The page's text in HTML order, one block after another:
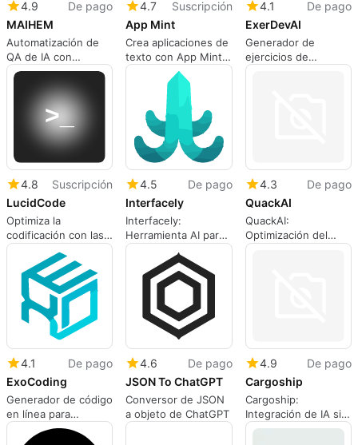
4.9
De pago
MAIHEM
Automatización de
QA de IA con
MAIHEM
4.7
Suscripción
App Mint
Crea aplicaciones de
texto con App Mint
AI
4.1
De pago
ExerDevAI
Generador de
ejercicios de
programación
4.8
Suscripción
LucidCode
Optimiza la
codificación con las
funciones de IA de
LucidCode
4.5
De pago
Interfacely
Interfacely:
Herramienta AI para
Creación de APIs
4.3
De pago
QuackAI
QuackAI:
Optimización del
Proceso de
4.1
De pago
ExoCoding
Generador de código
en línea para
desarrolladores
4.6
De pago
JSON To ChatGPT
Conversor de JSON
a objeto de ChatGPT
4.9
De pago
Cargoship
Cargoship:
Integración de IA sin
complicaciones